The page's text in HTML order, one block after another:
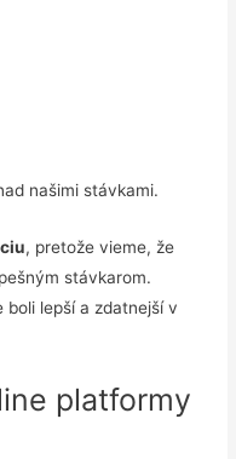
našimi stávkami.
, pretože vieme, že
stávkarom.
boli lepší a zdatnejší v
platformy